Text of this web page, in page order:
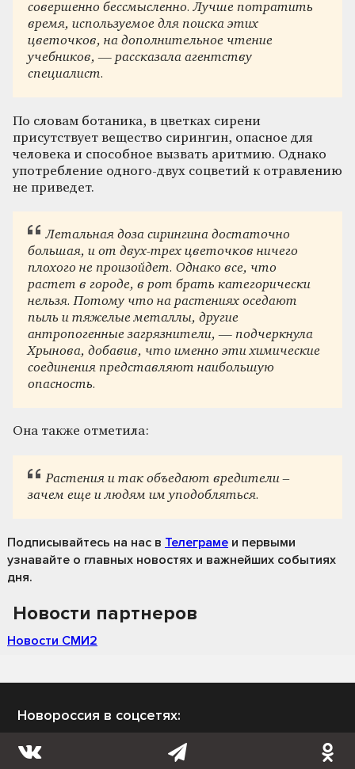
совершенно бессмысленно. Лучше потратить
время, используемое для поиска этих
цветочков, на дополнительное чтение
учебников, — рассказала агентству
специалист.
По словам ботаника, в цветках сирени
присутствует вещество сирингин, опасное для
человека и способное вызвать аритмию. Однако
употребление одного-двух соцветий к отравлению
не приведет.
Летальная доза сирингина достаточно
большая, и от двух-трех цветочков ничего
плохого не произойдет. Однако все, что
растет в городе, в рот брать категорически
нельзя. Потому что на растениях оседают
пыль и тяжелые металлы, другие
антропогенные загрязнители, — подчеркнула
Хрынова, добавив, что именно эти химические
соединения представляют наибольшую
опасность.
Она также отметила:
Растения и так объедают вредители –
зачем еще и людям им уподобляться.
Подписывайтесь на нас в Телеграме и первыми
узнавайте о главных новостях и важнейших событиях
дня.
Новости партнеров
Новости СМИ2
Новороссия в соцсетях: